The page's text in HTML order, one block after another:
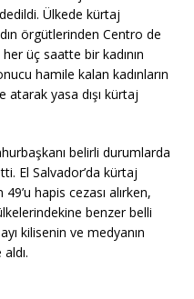
Ülkede kürtaj
örgütlerinden Centro de
üç saatte bir kadının
hamile kalan kadınların
atarak yasa dışı kürtaj
belirli durumlarda
El Salvador’da kürtaj
49’u hapis cezası alırken,
benzer belli
kilisenin ve medyanın